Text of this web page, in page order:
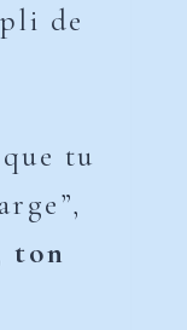
de
tu
ton